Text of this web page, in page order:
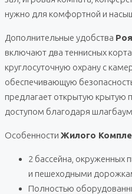
нужно для комфортной и
Дополнительные удобства
включают два теннисных
круглосуточную охрану с
обеспечивающую
предлагает открытую крытую
доступом благодаря
Особенности Жилого
2 бассейна, окруженных
и пешеходными
Полностью